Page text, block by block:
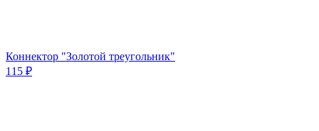
Коннектор "Золотой треугольник"
115 ₽